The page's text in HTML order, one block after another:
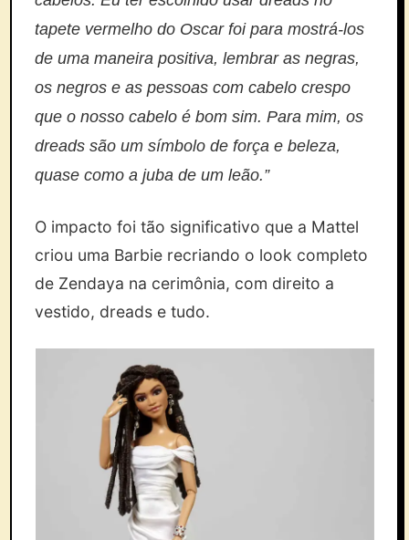
tapete vermelho do Oscar foi para mostrá-los
de uma maneira positiva, lembrar as negras,
os negros e as pessoas com cabelo crespo
que o nosso cabelo é bom sim. Para mim, os
dreads são um símbolo de força e beleza,
quase como a juba de um leão.”
O impacto foi tão significativo que a Mattel
criou uma Barbie recriando o look completo
de Zendaya na cerimônia, com direito a
vestido, dreads e tudo.